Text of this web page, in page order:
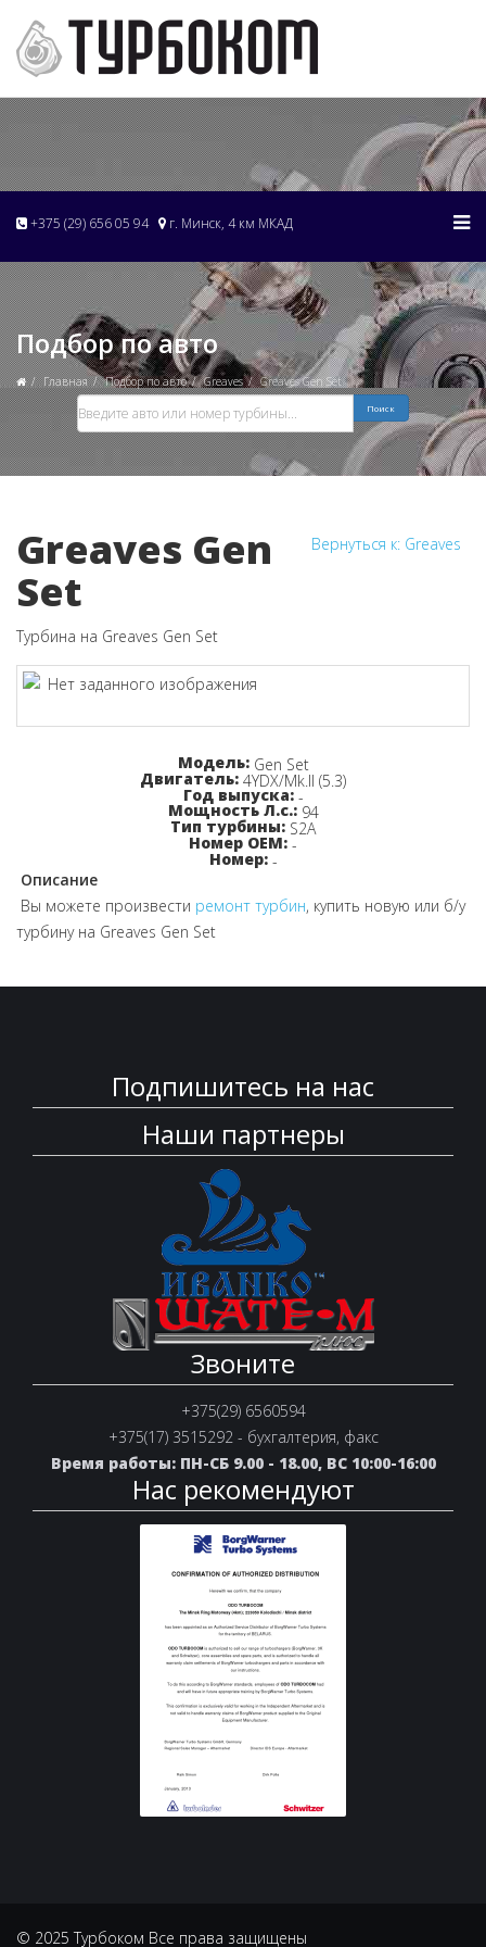
+375 (29) 656 05 94 г. Минск, 4 км МКАД
Подбор по авто
Главная Подбор по авто Greaves Greaves Gen Set
Поиск
Вернуться к: Greaves
Greaves Gen
Set
Турбина на Greaves Gen Set
Узнайте цену!
Модель: Gen Set
Двигатель: 4YDX/Mk.II (5.3)
Год выпуска: -
Мощность Л.с.: 94
Тип турбины: S2A
Номер OEM: -
Номер: -
Описание
Вы можете произвести ремонт турбин, купить новую или б/у
турбину на Greaves Gen Set
Подпишитесь на нас
Наши партнеры
Звоните
+375(29) 6560594
+375(17) 3515292 - бухгалтерия, факс
Время работы: ПН-СБ 9.00 - 18.00, ВС 10:00-16:00
Нас рекомендуют
© 2025 Турбоком Все права защищены